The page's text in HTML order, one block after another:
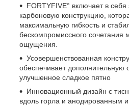
FORTYFIVE° включает в
карбоновую конструкцию,
максимальную гибкость и
бескомпромиссного сочетания
ощущения.
Усовершенствованная
обеспечивает дополнительную
улучшенное сладкое пятно
Инновационный дизайн с
вдоль горла и анодированным